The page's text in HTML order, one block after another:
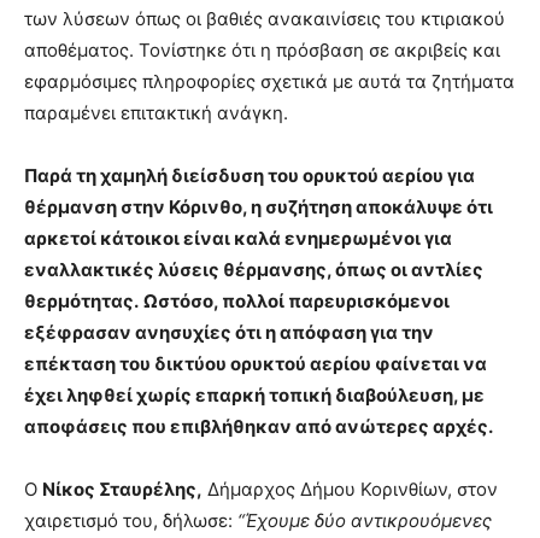
των λύσεων όπως οι βαθιές ανακαινίσεις του κτιριακού
αποθέματος. Τονίστηκε ότι η πρόσβαση σε ακριβείς και
εφαρμόσιμες πληροφορίες σχετικά με αυτά τα ζητήματα
παραμένει επιτακτική ανάγκη.
Παρά τη χαμηλή διείσδυση του ορυκτού αερίου για
θέρμανση στην Κόρινθο, η συζήτηση αποκάλυψε ότι
αρκετοί κάτοικοι είναι καλά ενημερωμένοι για
εναλλακτικές λύσεις θέρμανσης, όπως οι αντλίες
θερμότητας. Ωστόσο, πολλοί παρευρισκόμενοι
εξέφρασαν ανησυχίες ότι η απόφαση για την
επέκταση του δικτύου ορυκτού αερίου φαίνεται να
έχει ληφθεί χωρίς επαρκή τοπική διαβούλευση, με
αποφάσεις που επιβλήθηκαν από ανώτερες αρχές.
Ο Νίκος Σταυρέλης, Δήμαρχος Δήμου Κορινθίων, στον
χαιρετισμό του, δήλωσε: “Έχουμε δύο αντικρουόμενες